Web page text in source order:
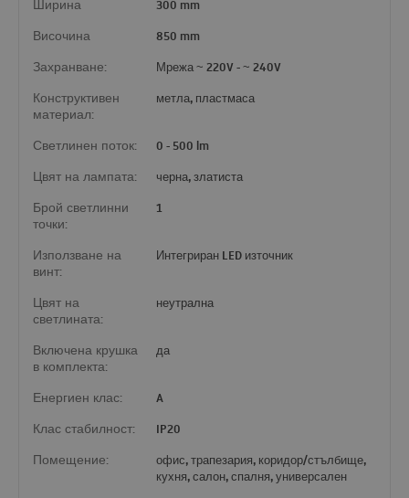
Ширина
300 mm
Височина
850 mm
Захранване:
Мрежа ~ 220V - ~ 240V
Конструктивен
материал:
метла, пластмаса
Светлинен поток:
0 - 500 lm
Цвят на лампата:
черна, златиста
Брой светлинни
точки:
1
Използване на
винт:
Интегриран LED източник
Цвят на
светлината:
неутрална
Включена крушка
в комплекта:
да
Енергиен клас:
A
Клас стабилност:
IP20
Помещение:
офис, трапезария, коридор/стълбище,
кухня, салон, спалня, универсален